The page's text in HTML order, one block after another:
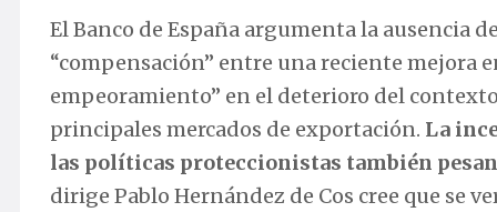
El Banco de España argumenta la ausencia
“compensación” entre una reciente mejora
empeoramiento” en el deterioro del
principales mercados de exportación. La
las políticas proteccionistas también
dirige Pablo Hernández de Cos cree que se